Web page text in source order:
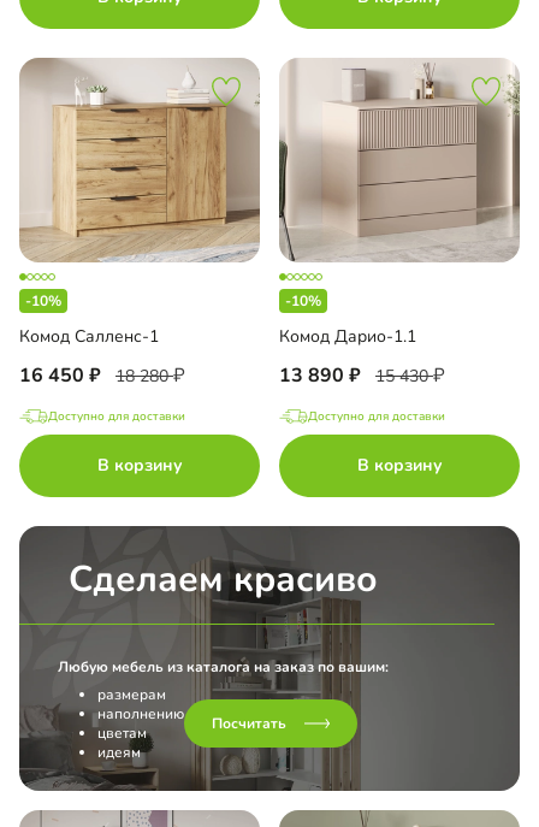
-10%
Комод Салленс-1
16 450 18 280
Доступно для доставки
В корзину
-10%
Комод Дарио-1.1
13 890 15 430
Доступно для доставки
В корзину
Сделаем красиво
Любую мебель из каталога на заказ по вашим:
размерам
наполнению
цветам
идеям
Посчитать